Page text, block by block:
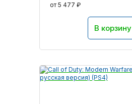
от 5 477 ₽
В корзину